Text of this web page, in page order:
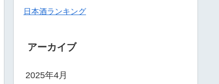
日本酒ランキング
アーカイブ
2025年4月